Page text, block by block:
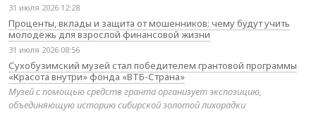
31 июля 2026 12:28
Проценты, вклады и защита от мошенников: чему будут учить
молодёжь для взрослой финансовой жизни
31 июля 2026 08:56
Сухобузимский музей стал победителем грантовой программы
«Красота внутри» фонда «ВТБ-Страна»
Музей с помощью средств гранта организует экспозицию,
объединяющую историю сибирской золотой лихорадки